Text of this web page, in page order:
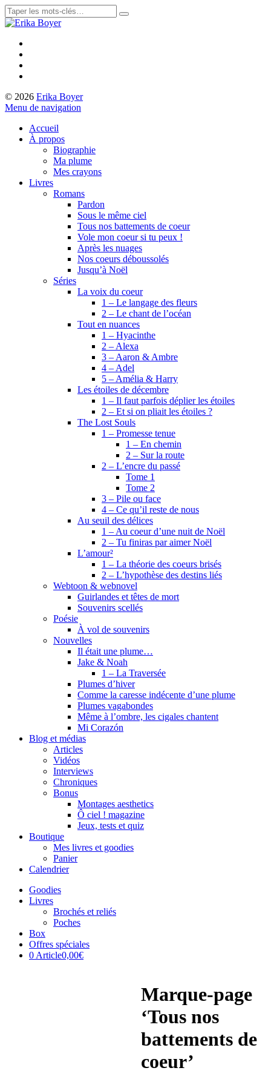
© 2026 Erika Boyer
Menu de navigation
Accueil
À propos
Biographie
Ma plume
Mes crayons
Livres
Romans
Pardon
Sous le même ciel
Tous nos battements de coeur
Vole mon coeur si tu peux !
Après les nuages
Nos coeurs déboussolés
Jusqu’à Noël
Séries
La voix du coeur
1 – Le langage des fleurs
2 – Le chant de l’océan
Tout en nuances
1 – Hyacinthe
2 – Alexa
3 – Aaron & Ambre
4 – Adel
5 – Amélia & Harry
Les étoiles de décembre
1 – Il faut parfois déplier les étoiles
2 – Et si on pliait les étoiles ?
The Lost Souls
1 – Promesse tenue
1 – En chemin
2 – Sur la route
2 – L’encre du passé
Tome 1
Tome 2
3 – Pile ou face
4 – Ce qu’il reste de nous
Au seuil des délices
1 – Au coeur d’une nuit de Noël
2 – Tu finiras par aimer Noël
L’amour²
1 – La théorie des coeurs brisés
2 – L’hypothèse des destins liés
Webtoon & webnovel
Guirlandes et têtes de mort
Souvenirs scellés
Poésie
À vol de souvenirs
Nouvelles
Il était une plume…
Jake & Noah
1 – La Traversée
Plumes d’hiver
Comme la caresse indécente d’une plume
Plumes vagabondes
Même à l’ombre, les cigales chantent
Mi Corazón
Blog et médias
Articles
Vidéos
Interviews
Chroniques
Bonus
Montages aesthetics
Ô ciel ! magazine
Jeux, tests et quiz
Boutique
Mes livres et goodies
Panier
Calendrier
Goodies
Livres
Brochés et reliés
Poches
Box
Offres spéciales
0 Article0,00€
Marque-page
‘Tous nos
battements de
coeur’